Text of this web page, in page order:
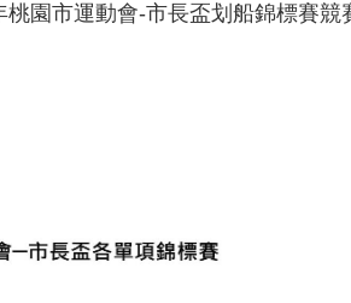
桃園市運動會-市長盃划船錦標賽競